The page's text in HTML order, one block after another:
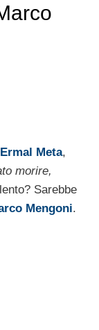
Ermal Meta,
morire,
Sarebbe
Mengoni.